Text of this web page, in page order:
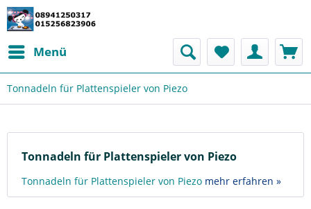
Menü
Tonnadeln für Plattenspieler von Piezo
Tonnadeln für Plattenspieler von Piezo
Tonnadeln für Plattenspieler von Piezo mehr erfahren »